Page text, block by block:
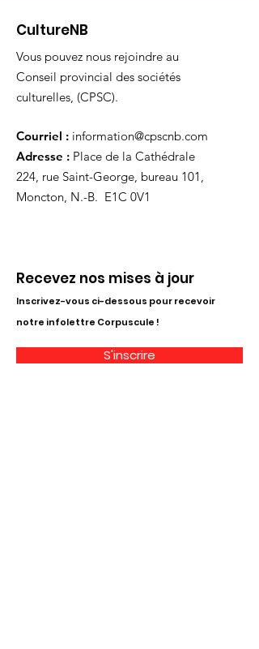
CultureNB
Vous pouvez nous rejoindre au
Conseil provincial des sociétés
culturelles, (CPSC).
Courriel : information@cpscnb.com
Adresse : Place de la Cathédrale
224, rue Saint-George, bureau 101,
Moncton, N.-B. E1C 0V1
Recevez nos mises à jour
Inscrivez-vous ci-dessous pour recevoir
notre infolettre Corpuscule !
S'inscrire